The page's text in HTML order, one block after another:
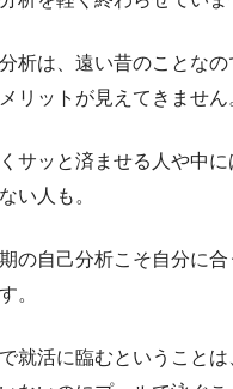
析は、遠い昔のことな
リットが見えてきません
サッと済ませる人や中
い人も。
の自己分析こそ自分に
。
就活に臨むということ